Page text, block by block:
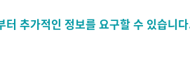
추가적인 정보를 요구할 수 있습니